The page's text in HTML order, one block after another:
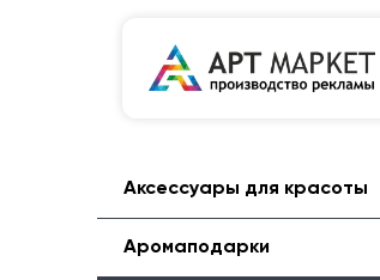
Аксессуары для красоты
Аромаподарки